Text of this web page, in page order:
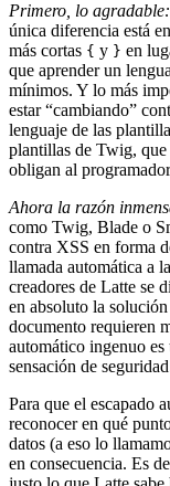
Primero, lo agradable:
única diferencia está
más cortas { y } en
que aprender un
mínimos. Y lo más
estar “cambiando”
lenguaje de las
plantillas de Twig,
obligan al
Ahora la razón
como Twig, Blade o
contra XSS en forma
llamada automática a
creadores de Latte se
en absoluto la
documento requieren
automático ingenuo
sensación de
Para que el escapado
reconocer en qué
datos (a eso lo
en consecuencia. Es